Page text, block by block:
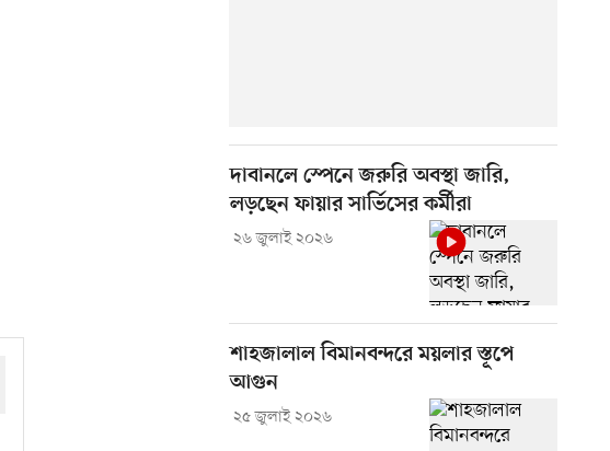
দাবানলে স্পেনে জরুরি অবস্থা জারি,
লড়ছেন ফায়ার সার্ভিসের কর্মীরা
২৬ জুলাই ২০২৬
শাহজালাল বিমানবন্দরে ময়লার স্তূপে
আগুন
২৫ জুলাই ২০২৬